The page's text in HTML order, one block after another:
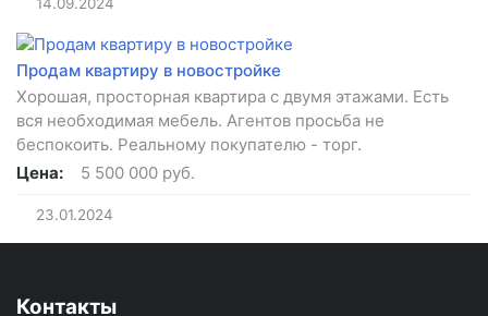
Продам квартиру в новостройке
Хорошая, просторная квартира с двумя этажами. Есть
вся необходимая мебель. Агентов просьба не
беспокоить. Реальному покупателю - торг.
Цена:
5 500 000 руб.
23.01.2024
Контакты